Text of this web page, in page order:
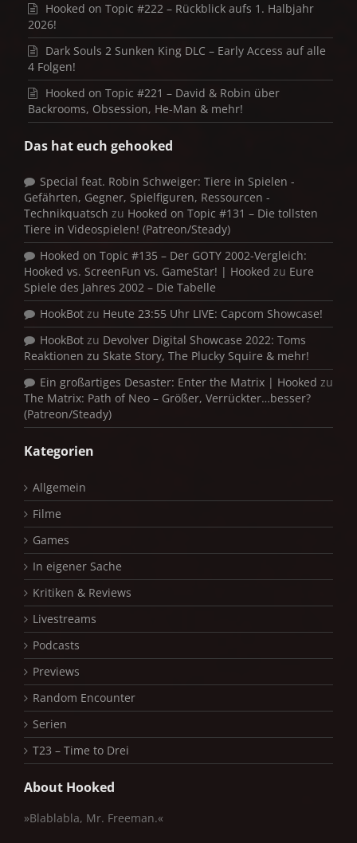
Hooked on Topic #222 – Rückblick aufs 1. Halbjahr
2026!
Dark Souls 2 Sunken King DLC – Early Access auf alle
4 Folgen!
Hooked on Topic #221 – David & Robin über
Backrooms, Obsession, He-Man & mehr!
Das hat euch gehooked
Special feat. Robin Schweiger: Tiere in Spielen -
Gefährten, Gegner, Spielfiguren, Ressourcen -
Technikquatsch zu Hooked on Topic #131 – Die tollsten
Tiere in Videospielen! (Patreon/Steady)
Hooked on Topic #135 – Der GOTY 2002-Vergleich:
Hooked vs. ScreenFun vs. GameStar! | Hooked zu Eure
Spiele des Jahres 2002 – Die Tabelle
HookBot zu Heute 23:55 Uhr LIVE: Capcom Showcase!
HookBot zu Devolver Digital Showcase 2022: Toms
Reaktionen zu Skate Story, The Plucky Squire & mehr!
Ein großartiges Desaster: Enter the Matrix | Hooked zu
The Matrix: Path of Neo – Größer, Verrückter…besser?
(Patreon/Steady)
Kategorien
Allgemein
Filme
Games
In eigener Sache
Kritiken & Reviews
Livestreams
Podcasts
Previews
Random Encounter
Serien
T23 – Time to Drei
About Hooked
»Blablabla, Mr. Freeman.«